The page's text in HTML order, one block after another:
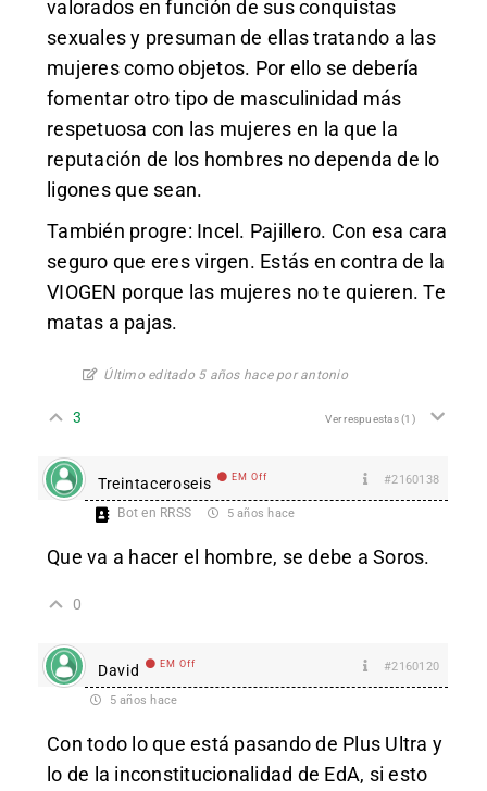
valorados en función de sus conquistas
sexuales y presuman de ellas tratando a las
mujeres como objetos. Por ello se debería
fomentar otro tipo de masculinidad más
respetuosa con las mujeres en la que la
reputación de los hombres no dependa de lo
ligones que sean.
También progre: Incel. Pajillero. Con esa cara
seguro que eres virgen. Estás en contra de la
VIOGEN porque las mujeres no te quieren. Te
matas a pajas.
Último editado 5 años hace por antonio
3 Ver respuestas(1)
Treintaceroseis EM Off #2160138
Bot en RRSS 5 años hace
Que va a hacer el hombre, se debe a Soros.
0
David EM Off #2160120
5 años hace
Con todo lo que está pasando de Plus Ultra y
lo de la inconstitucionalidad de EdA, si esto